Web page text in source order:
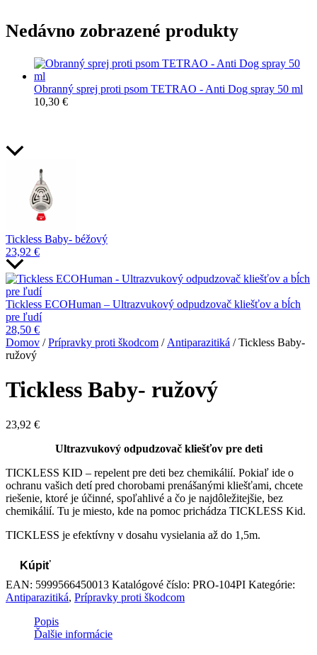
Nedávno zobrazené produkty
Obranný sprej proti psom TETRAO - Anti Dog spray 50 ml
10,30 €
Tickless Baby- béžový
23,92 €
Tickless ECOHuman – Ultrazvukový odpudzovač kliešťov a bĺch
pre ľudí
28,50 €
Domov /Prípravky proti škodcom / Antiparazitiká / Tickless Baby-
ružový
Tickless Baby- ružový
23,92 €
Ultrazvukový odpudzovač kliešťov pre deti
TICKLESS KID – repelent pre deti bez chemikálií. Pokiaľ ide o
ochranu vašich detí pred chorobami prenášanými kliešťami, chcete
riešenie, ktoré je účinné, spoľahlivé a čo je najdôležitejšie, bez
chemikálií. Tu je miesto, kde na pomoc prichádza TICKLESS Kid.
TICKLESS je efektívny v dosahu vysielania až do 1,5m.
Kúpiť
EAN: 5999566450013 Katalógové číslo: PRO-104PI Kategórie:
Antiparazitiká, Prípravky proti škodcom
Popis
Ďalšie informácie